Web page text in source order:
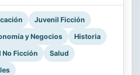
Juvenil Ficción
y Negocios
Historia
No Ficción
Salud